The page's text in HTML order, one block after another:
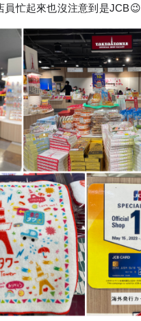
員忙起來也沒注意到是JCB😉